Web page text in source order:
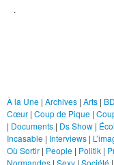
Documents
Ds Show
Écologie
.
À la Une | Archives | Arts | BD
Cœur | Coup de Pique |
| Documents | Ds Show |
Incasable | Interviews |
Où Sortir | People | Politik |
Normandes | Sexy | Société |